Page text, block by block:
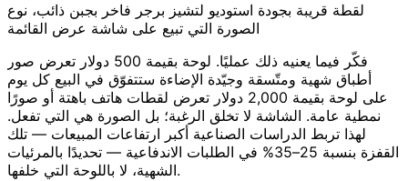
لقطة قريبة بجودة استوديو لتشيز برجر فاخر بجبن ذائب، نوع
الصورة التي تبيع على شاشة عرض القائمة
فكّر فيما يعنيه ذلك عمليًا. لوحة بقيمة 500 دولار تعرض صور
أطباق شهية ومتّسقة وجيّدة الإضاءة ستتفوّق في البيع كل يوم
على لوحة بقيمة 2,000 دولار تعرض لقطات هاتف باهتة أو صورًا
نمطية عامة. الشاشة لا تخلق الرغبة؛ بل الصورة هي التي تفعل.
لهذا تربط الدراسات الصناعية أكبر ارتفاعات المبيعات — تلك
القفزة بنسبة 25–35% في الطلبات الاندفاعية — تحديدًا بالمرئيات
الشهية، لا باللوحة التي خلفها.